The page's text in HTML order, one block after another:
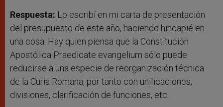
Respuesta: Lo escribí en mi carta de presentación
del presupuesto de este año, haciendo hincapié en
una cosa. Hay quien piensa que la Constitución
Apostólica Praedicate evangelium sólo puede
reducirse a una especie de reorganización técnica
de la Curia Romana, por tanto con unificaciones,
divisiones, clarificación de funciones, etc.